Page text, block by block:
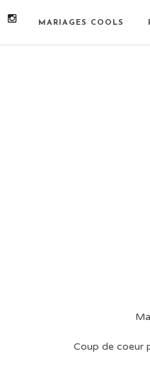
MARIAGES COOLS
Coup de coeur